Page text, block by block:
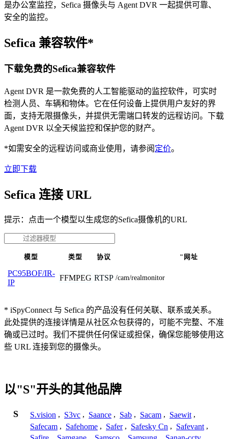
是办公室监控，Sefica 摄像头与 Agent DVR 一起提供可靠、
安全的监控。
Sefica 兼容软件*
下载免费的Sefica兼容软件
Agent DVR 是一款免费的人工智能驱动的监控软件，可实时
检测人员、车辆和物体。它在任何设备上提供用户友好的界
面，支持无限摄像头，并提供无需端口转发的远程访问。下载
Agent DVR 以全天候监控和保护您的财产。
*如需安全的远程访问或商业使用，请参阅 定价。
立即下载
Sefica 连接 URL
提示：点击一个模型以生成您的Sefica摄像机的URL
模型 类型 协议 "网址
PC95BOF/IR-
IP
FFMPEG RTSP /cam/realmonitor
* iSpyConnect 与 Sefica 的产品没有任何关联、联系或关系。
此处提供的连接详情是从社区众包获得的，可能不完整、不准
确或已过时。我们不提供任何保证或担保，确保您能够使用这
些 URL 连接到您的摄像头。
以"S"开头的其他品牌
S S.vision , S3vc , Saance , Sab , Sacam , Saewit ,
Safecam , Safehome , Safer , Safesky Cn , Safevant ,